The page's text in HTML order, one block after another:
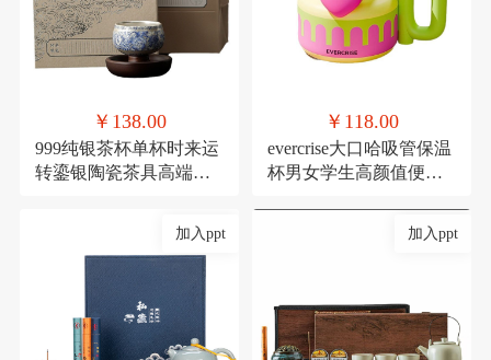
￥138.00
999纯银茶杯单杯时来运
转鎏银陶瓷茶具高端主
￥118.00
evercrise大口哈吸管保温
杯男女学生高颜值便携
加入ppt 加入ppt